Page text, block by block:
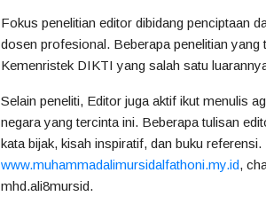
Fokus penelitian editor dibidang penciptaan
dosen profesional. Beberapa penelitian yang
Kemenristek DIKTI yang salah satu
Selain peneliti, Editor juga aktif ikut menulis
negara yang tercinta ini. Beberapa tulisan
kata bijak, kisah inspiratif, dan buku
www.muhammadalimursidalfathoni.my.id,
mhd.ali8mursid.